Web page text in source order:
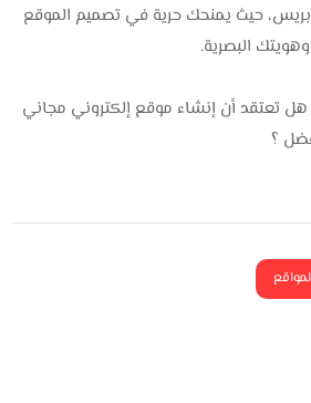
حيث يمنحك حرية في تصميم الموقع
البصرية.
هل تعتقد أن إنشاء موقع إلكتروني مجاني